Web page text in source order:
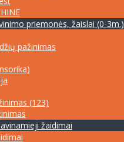
priemonės, žaislai (0-3m.)
pažinimas
(123)
žaidimai